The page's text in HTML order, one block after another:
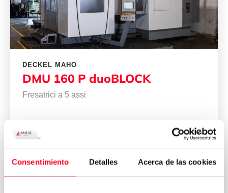
Consentimiento Detalles Acerca de las cookies
DECKEL MAHO
DMU 160 P duoBLOCK
Fresatrici a 5 assi
2006